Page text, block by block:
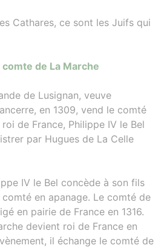
Cathares, ce sont les Juifs qui
de La Marche
de Lusignan, veuve
en 1309, vend le comté
de France, Philippe IV le Bel
par Hugues de La Celle
IV le Bel concède à son fils
comté en apanage. Le comté de
en pairie de France en 1316.
devient roi de France en
il échange le comté de